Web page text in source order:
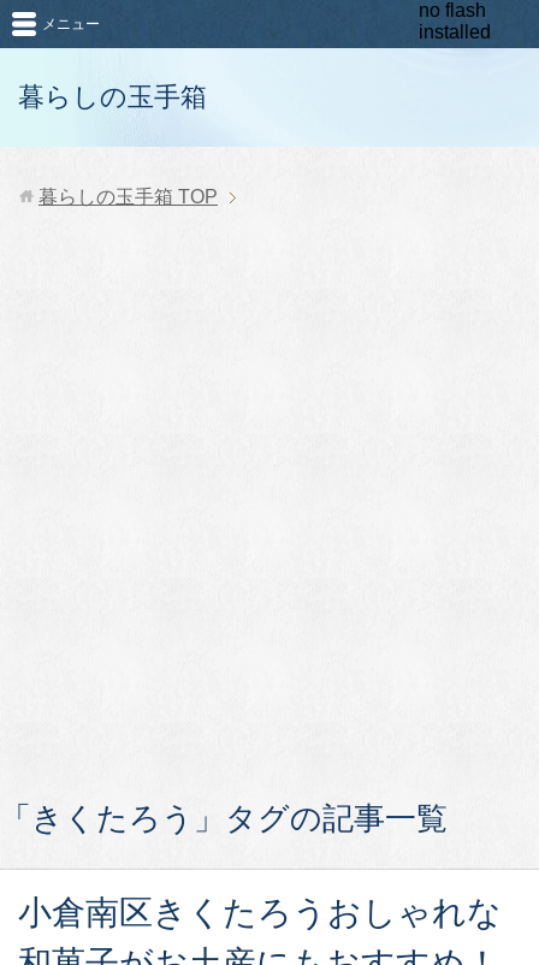
暮らしの玉手箱
メニュー
暮らしの玉手箱 TOP
「きくたろう」タグの記事一覧
小倉南区きくたろうおしゃれな
no flash
installed